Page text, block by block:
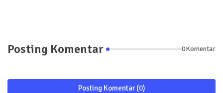
Posting Komentar 0Komentar
Posting Komentar (0)